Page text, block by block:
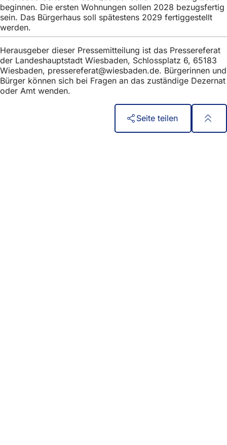
beginnen. Die ersten Wohnungen sollen 2028 bezugsfertig
sein. Das Bürgerhaus soll spätestens 2029 fertiggestellt
werden.
Herausgeber dieser Pressemitteilung ist das Pressereferat
der Landeshauptstadt Wiesbaden, Schlossplatz 6, 65183
Wiesbaden, pressereferat wiesbaden de. Bürgerinnen und
Bürger können sich bei Fragen an das zuständige Dezernat
oder Amt wenden.
Seite teilen